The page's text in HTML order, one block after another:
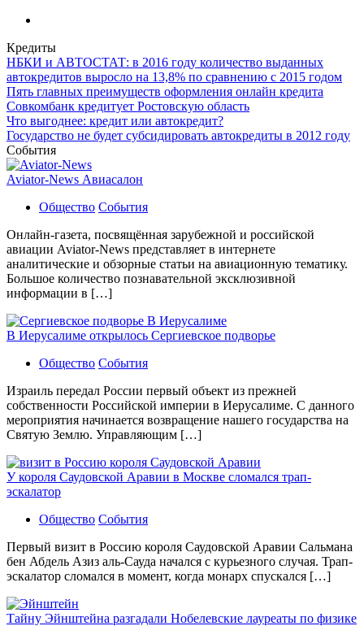
Кредиты
НБКИ и АВТОСТАТ: в 2016 году количество выданных
автокредитов выросло на 13,8% по сравнению с 2015 годом
Пять главных преимуществ оформления онлайн кредита
Совкомбанк кредитует Ростовскую область
Что выгоднее: кредит или автокредит?
Государство не будет субсидировать автокредиты в 2012 году
События
Aviator-News Авиасалон
Общество События
Онлайн-газета, посвящённая зарубежной и российской
авиации Aviator-News представляет в интернете
аналитические и обзорные статьи на авиационную тематику.
Большое количество познавательной эксклюзивной
информации в […]
В Иерусалиме открылось Сергиевское подворье
Общество События
Израиль передал России первый объект из прежней
собственности Российской империи в Иерусалиме. С данного
мероприятия начинается возвращение нашего государства на
Святую Землю. Управляющим […]
У короля Саудовской Аравии в Москве сломался трап-
эскалатор
Общество События
Первый визит в Россию короля Саудовской Аравии Сальмана
бен Абдель Азиз аль-Сауда начался с курьезного случая. Трап-
эскалатор сломался в момент, когда монарх спускался […]
Тайну Эйнштейна разгадали Нобелевские лауреаты по физике